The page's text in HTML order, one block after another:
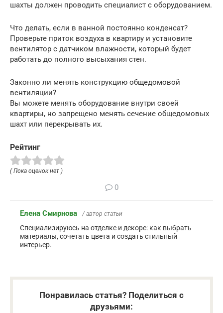
шахты должен проводить специалист с оборудованием.
Что делать, если в ванной постоянно конденсат?
Проверьте приток воздуха в квартиру и установите
вентилятор с датчиком влажности, который будет
работать до полного высыхания стен.
Законно ли менять конструкцию общедомовой
вентиляции?
Вы можете менять оборудование внутри своей
квартиры, но запрещено менять сечение общедомовых
шахт или перекрывать их.
Рейтинг
( Пока оценок нет )
0
Елена Смирнова / автор статьи
Специализируюсь на отделке и декоре: как выбрать
материалы, сочетать цвета и создать стильный
интерьер.
Понравилась статья? Поделиться с
друзьями: